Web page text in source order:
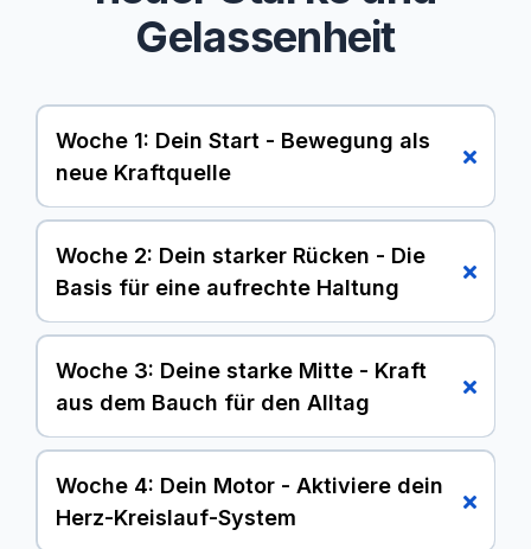
Gelassenheit
Woche 1: Dein Start - Bewegung als
neue Kraftquelle
Du legst den Grundstein, verstehst, warum
Bewegung der Schlüssel zu mehr Energie ist, und
findest deine erste Routine, die sich gut anfühlt und
Woche 2: Dein starker Rücken - Die
Basis für eine aufrechte Haltung
Wir widmen uns dem Volksleiden Nr. 1. Du lernst,
wie du deinen Rücken gezielt stärkst, um
Verspannungen vorzubeugen und eine gesunde,
selbstbewusste Haltung zu entwickeln.
Woche 3: Deine starke Mitte - Kraft
aus dem Bauch für den Alltag
Wir kräftigen gezielt deine Körpermitte. Ein starker
Rumpf gibt dir nicht nur eine bessere Haltung,
sondern auch die Stabilität, die du im Alltag
brauchst – vom Tragen der Einkäufe bis zum
Woche 4: Dein Motor - Aktiviere dein
Herz-Kreislauf-System